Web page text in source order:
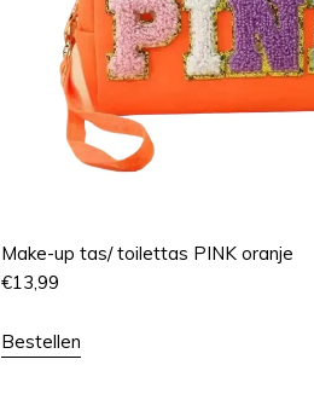
Make-up tas/ toilettas PINK oranje
€13,99
Bestellen